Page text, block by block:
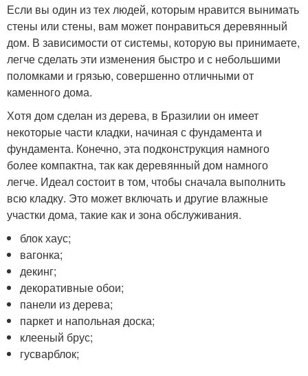
Если вы один из тех людей, которым нравится вынимать
стены или стены, вам может понравиться деревянный
дом. В зависимости от системы, которую вы принимаете,
легче сделать эти изменения быстро и с небольшими
поломками и грязью, совершенно отличными от
каменного дома.
Хотя дом сделан из дерева, в Бразилии он имеет
некоторые части кладки, начиная с фундамента и
фундамента. Конечно, эта подконструкция намного
более компактна, так как деревянный дом намного
легче. Идеал состоит в том, чтобы сначала выполнить
всю кладку. Это может включать и другие влажные
участки дома, такие как и зона обслуживания.
блок хаус;
вагонка;
декинг;
декоративные обои;
панели из дерева;
паркет и напольная доска;
клееный брус;
гусварблок;